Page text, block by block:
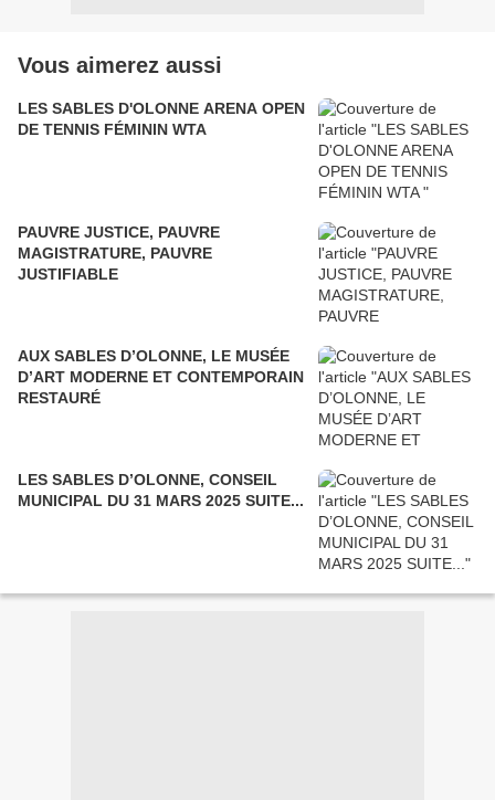
Vous aimerez aussi
LES SABLES D'OLONNE ARENA OPEN
DE TENNIS FÉMININ WTA
PAUVRE JUSTICE, PAUVRE
MAGISTRATURE, PAUVRE
JUSTIFIABLE
AUX SABLES D’OLONNE, LE MUSÉE
D’ART MODERNE ET CONTEMPORAIN
RESTAURÉ
LES SABLES D’OLONNE, CONSEIL
MUNICIPAL DU 31 MARS 2025 SUITE...